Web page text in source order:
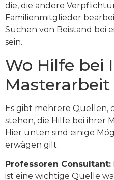
die, die andere
Familienmitglieder
Suchen von Beistand bei
sein.
Wo Hilfe bei
Es gibt mehrere Quellen,
stehen, die Hilfe bei ihrer
Hier unten sind einige
erwägen gilt:
Professoren Consultant:
ist eine wichtige Quelle